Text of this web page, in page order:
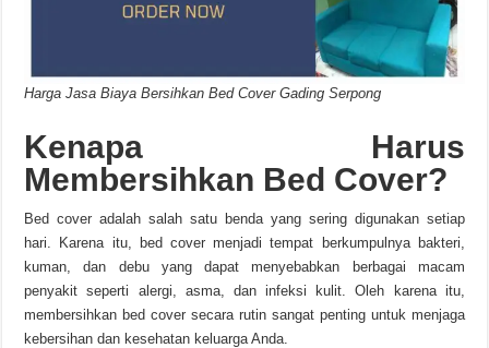
Harga Jasa Biaya Bersihkan Bed Cover Gading Serpong
Kenapa Harus
Membersihkan Bed Cover?
Bed cover adalah salah satu benda yang sering digunakan setiap
hari. Karena itu, bed cover menjadi tempat berkumpulnya bakteri,
kuman, dan debu yang dapat menyebabkan berbagai macam
penyakit seperti alergi, asma, dan infeksi kulit. Oleh karena itu,
membersihkan bed cover secara rutin sangat penting untuk menjaga
kebersihan dan kesehatan keluarga Anda.